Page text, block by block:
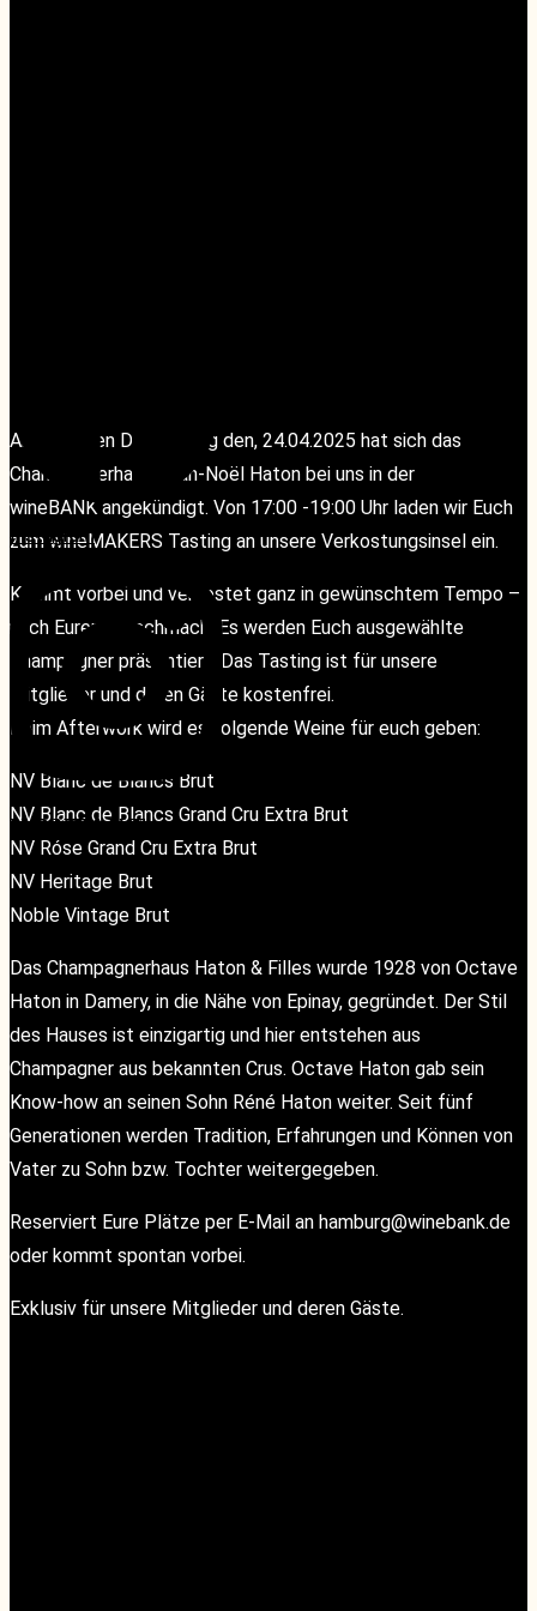
Instagram
KONTAKT
Instagram
KONTAKT
Am heutigen Donnerstag den, 24.04.2025 hat sich das
Champagnerhaus Jean-Noël Haton bei uns in der
wineBANK angekündigt. Von 17:00 -19:00 Uhr laden wir Euch
zum wineMAKERS Tasting an unsere Verkostungsinsel ein.
Kommt vorbei und verkostet ganz in gewünschtem Tempo –
nach Eurem Geschmack. Es werden Euch ausgewählte
Champagner präsentiert. Das Tasting ist für unsere
Mitglieder und deren Gäste kostenfrei.
Beim Afterwork wird es folgende Weine für euch geben:
NV Blanc de Blancs Brut
NV Blanc de Blancs Grand Cru Extra Brut
NV Róse Grand Cru Extra Brut
NV Heritage Brut
Noble Vintage Brut
Das Champagnerhaus Haton & Filles wurde 1928 von Octave
Haton in Damery, in die Nähe von Epinay, gegründet. Der Stil
des Hauses ist einzigartig und hier entstehen aus
Champagner aus bekannten Crus. Octave Haton gab sein
Know-how an seinen Sohn Réné Haton weiter. Seit fünf
Generationen werden Tradition, Erfahrungen und Können von
Vater zu Sohn bzw. Tochter weitergegeben.
Reserviert Eure Plätze per E-Mail an hamburg@winebank.de
oder kommt spontan vorbei.
Exklusiv für unsere Mitglieder und deren Gäste.